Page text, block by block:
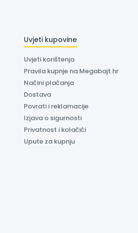
Uvjeti kupovine
Uvjeti korištenja
Pravila kupnje na Megabajt.hr
Načini plaćanja
Dostava
Povrati i reklamacije
Izjava o sigurnosti
Privatnost i kolačići
Upute za kupnju